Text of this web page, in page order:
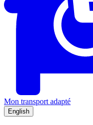
Mon transport adapté
English